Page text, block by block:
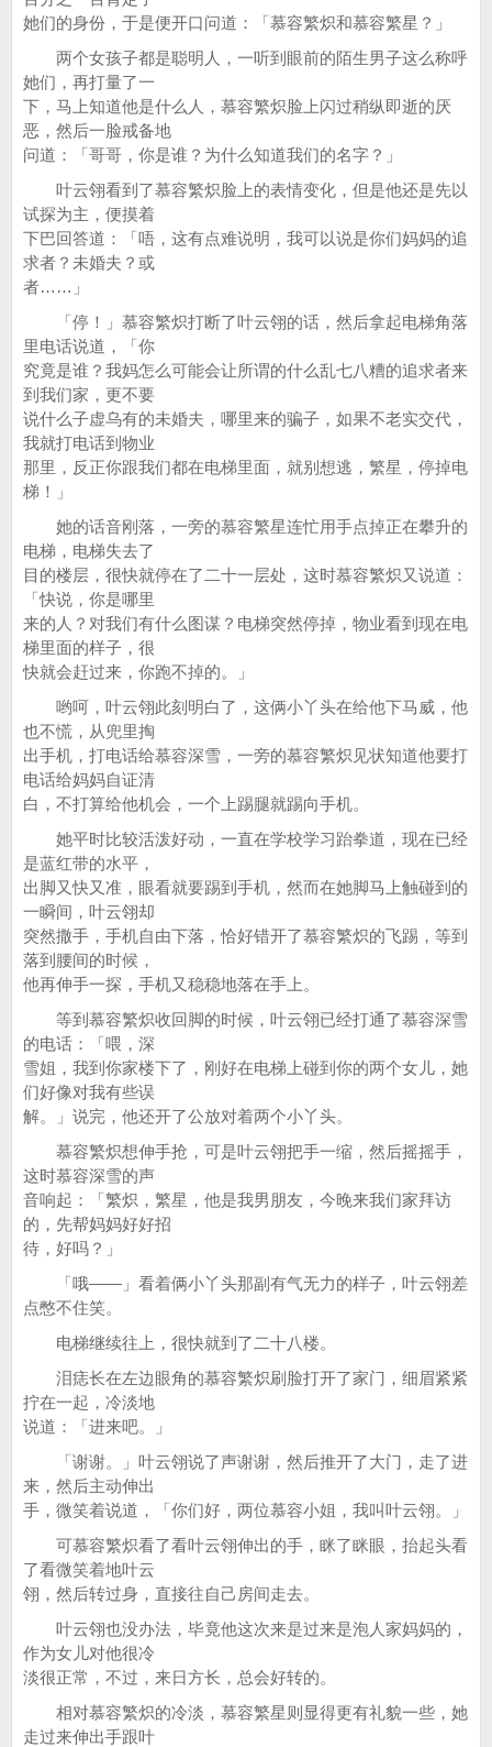
她们的身份，于是便开口问道：「慕容繁炽和慕容繁星？」
两个女孩子都是聪明人，一听到眼前的陌生男子这么称呼
她们，再打量了一
下，马上知道他是什么人，慕容繁炽脸上闪过稍纵即逝的厌
恶，然后一脸戒备地
问道：「哥哥，你是谁？为什么知道我们的名字？」
叶云翎看到了慕容繁炽脸上的表情变化，但是他还是先以
试探为主，便摸着
下巴回答道：「唔，这有点难说明，我可以说是你们妈妈的追
求者？未婚夫？或
者……」
「停！」慕容繁炽打断了叶云翎的话，然后拿起电梯角落
里电话说道，「你
究竟是谁？我妈怎么可能会让所谓的什么乱七八糟的追求者来
到我们家，更不要
说什么子虚乌有的未婚夫，哪里来的骗子，如果不老实交代，
我就打电话到物业
那里，反正你跟我们都在电梯里面，就别想逃，繁星，停掉电
梯！」
她的话音刚落，一旁的慕容繁星连忙用手点掉正在攀升的
电梯，电梯失去了
目的楼层，很快就停在了二十一层处，这时慕容繁炽又说道：
「快说，你是哪里
来的人？对我们有什么图谋？电梯突然停掉，物业看到现在电
梯里面的样子，很
快就会赶过来，你跑不掉的。」
哟呵，叶云翎此刻明白了，这俩小丫头在给他下马威，他
也不慌，从兜里掏
出手机，打电话给慕容深雪，一旁的慕容繁炽见状知道他要打
电话给妈妈自证清
白，不打算给他机会，一个上踢腿就踢向手机。
她平时比较活泼好动，一直在学校学习跆拳道，现在已经
是蓝红带的水平，
出脚又快又准，眼看就要踢到手机，然而在她脚马上触碰到的
一瞬间，叶云翎却
突然撒手，手机自由下落，恰好错开了慕容繁炽的飞踢，等到
落到腰间的时候，
他再伸手一探，手机又稳稳地落在手上。
等到慕容繁炽收回脚的时候，叶云翎已经打通了慕容深雪
的电话：「喂，深
雪姐，我到你家楼下了，刚好在电梯上碰到你的两个女儿，她
们好像对我有些误
解。」说完，他还开了公放对着两个小丫头。
慕容繁炽想伸手抢，可是叶云翎把手一缩，然后摇摇手，
这时慕容深雪的声
音响起：「繁炽，繁星，他是我男朋友，今晚来我们家拜访
的，先帮妈妈好好招
待，好吗？」
「哦——」看着俩小丫头那副有气无力的样子，叶云翎差
点憋不住笑。
电梯继续往上，很快就到了二十八楼。
泪痣长在左边眼角的慕容繁炽刷脸打开了家门，细眉紧紧
拧在一起，冷淡地
说道：「进来吧。」
「谢谢。」叶云翎说了声谢谢，然后推开了大门，走了进
来，然后主动伸出
手，微笑着说道，「你们好，两位慕容小姐，我叫叶云翎。」
可慕容繁炽看了看叶云翎伸出的手，眯了眯眼，抬起头看
了看微笑着地叶云
翎，然后转过身，直接往自己房间走去。
叶云翎也没办法，毕竟他这次来是过来是泡人家妈妈的，
作为女儿对他很冷
淡很正常，不过，来日方长，总会好转的。
相对慕容繁炽的冷淡，慕容繁星则显得更有礼貌一些，她
走过来伸出手跟叶